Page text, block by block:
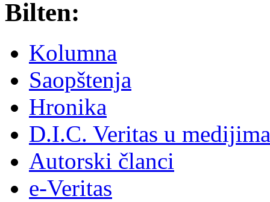
Bilten:
Kolumna
Saopštenja
Hronika
D.I.C. Veritas u medijima
Autorski članci
e-Veritas